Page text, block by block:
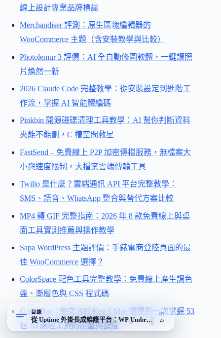
線上設計專業品牌標誌
Merchandiser 評測：原生區塊編輯器的
WooCommerce 主題（含安裝教學與比較）
Photolemur 3 評價：AI 全自動修圖軟體，一鍵讓照
片煥然一新
2026 Claude Code 完整教學：從安裝設定到進階工
作流，掌握 AI 智能體編碼
Pinkbin 開源磁碟清理工具教學：AI 幫你判斷資料
夾能不能刪，C 槽空間救星
FastSend – 免費線上 P2P 加密傳檔服務，無檔案大
小與速度限制，大檔案雲端傳輸工具
Twilio 是什麼？雲端通訊 API 平台完整教學：
SMS、語音、WhatsApp 整合與替代方案比較
MP4 轉 GIF 完整指南：2026 年 8 款免費線上與桌
面工具實測推薦與操作教學
Sapa WordPress 主題評價：手錶電商登陸頁面的最
佳 WooCommerce 選擇？
ColorSpace 配色工具完整教學：免費線上產生調色
盤、漸層色與 CSS 程式碼
CodexBar – 免交 API Key！Mac 選單列一次掌握 53
個 AI 編程工具的用量與額度
目錄
從 Uptime 外掛長成維護平台：WP Umbrella 的角色演進
01
25